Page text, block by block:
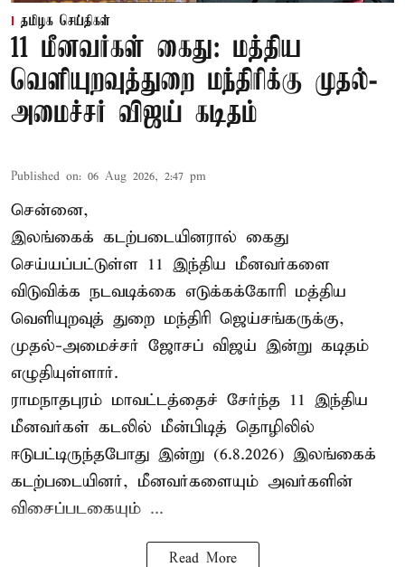
தமிழக செய்திகள்
11 மீனவர்கள் கைது: மத்திய
வெளியுறவுத்துறை மந்திரிக்கு முதல்-
அமைச்சர் விஜய் கடிதம்
Published on: 06 Aug 2026, 2:47 pm
சென்னை,
இலங்கைக் கடற்படையினரால் கைது
செய்யப்பட்டுள்ள 11 இந்திய மீனவர்களை
விடுவிக்க நடவடிக்கை எடுக்கக்கோரி மத்திய
வெளியுறவுத் துறை மந்திரி ஜெய்சங்கருக்கு,
முதல்-அமைச்சர் ஜோசப் விஜய் இன்று கடிதம்
எழுதியுள்ளார்.
ராமநாதபுரம் மாவட்டத்தைச் சேர்ந்த 11 இந்திய
மீனவர்கள் கடலில் மீன்பிடித் தொழிலில்
ஈடுபட்டிருந்தபோது இன்று (6.8.2026) இலங்கைக்
கடற்படையினர், மீனவர்களையும் அவர்களின்
விசைப்படகையும் ...
Read More